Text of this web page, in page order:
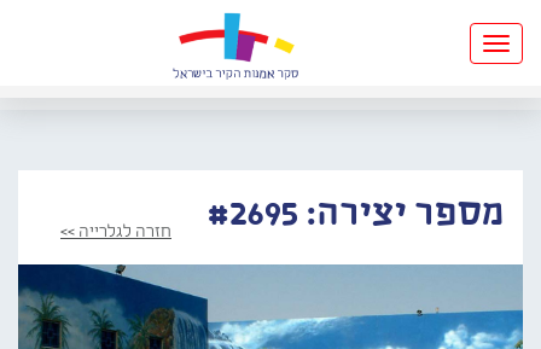
Toggle
navigation
מספר יצירה: #2695 חזרה לגלרייה >>